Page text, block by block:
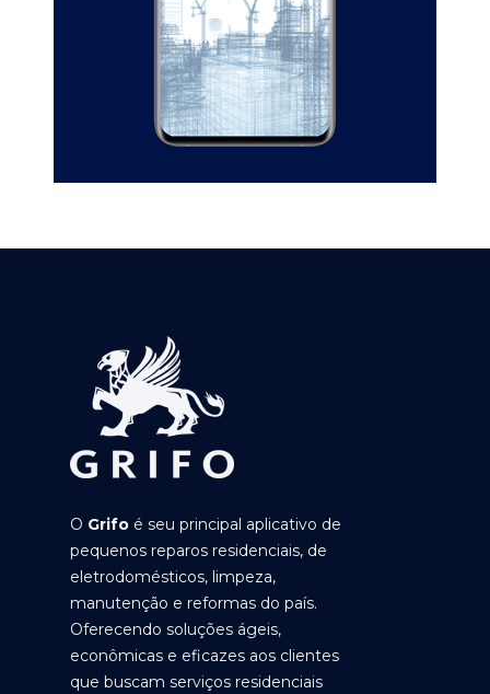
O Grifo é seu principal aplicativo de
pequenos reparos residenciais, de
eletrodomésticos, limpeza,
manutenção e reformas do país.
Oferecendo soluções ágeis,
econômicas e eficazes aos clientes
que buscam serviços residenciais